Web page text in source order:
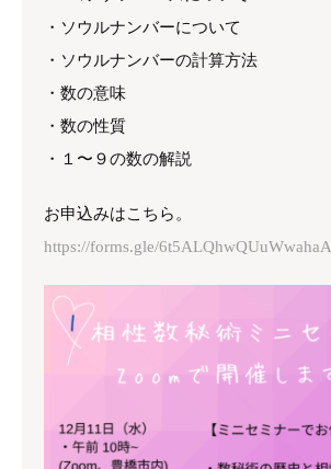
・ソウルナンバーについて
・ソウルナンバーの計算方法
・数の意味
・数の性質
・１〜９の数の解説
お申込みはこちら。
https://forms.gle/6t5ALQhwQUuWwahaA